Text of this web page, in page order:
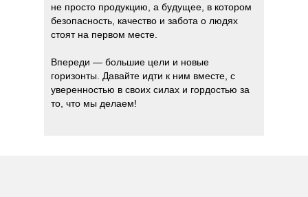
не просто продукцию, а будущее, в котором
безопасность, качество и забота о людях
стоят на первом месте.
Впереди — большие цели и новые
горизонты. Давайте идти к ним вместе, с
уверенностью в своих силах и гордостью за
то, что мы делаем!